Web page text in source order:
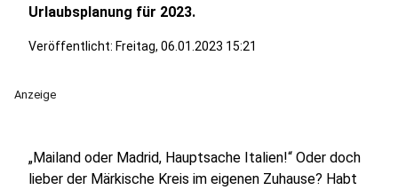
Urlaubsplanung für 2023.
Veröffentlicht: Freitag, 06.01.2023 15:21
Anzeige
„Mailand oder Madrid, Hauptsache Italien!“ Oder doch
lieber der Märkische Kreis im eigenen Zuhause? Habt